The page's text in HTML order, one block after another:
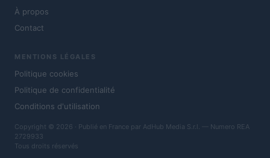
À propos
Contact
MENTIONS LÉGALES
Politique cookies
Politique de confidentialité
Conditions d'utilisation
Copyright © 2026 · Publié en France par AdHub Media S.r.l. — Numero REA
2729933
Tous droits réservés